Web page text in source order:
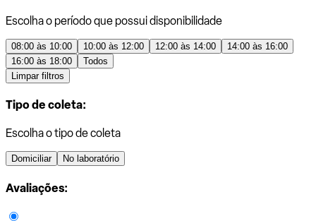
Escolha o período que possui disponibilidade
08:00 às 10:00 10:00 às 12:00 12:00 às 14:00
14:00 às 16:00
16:00 às 18:00
Todos
Limpar filtros
Tipo de coleta:
Escolha o tipo de coleta
Domiciliar No laboratório
Avaliações: